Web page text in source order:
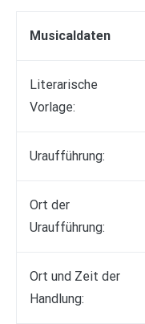
Musicaldaten
Literarische
Vorlage:
Uraufführung:
Ort der
Uraufführung:
Ort und Zeit der
Handlung: